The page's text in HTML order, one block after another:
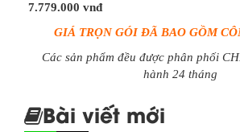
7.779.000 vnđ
GIÁ TRỌN GÓI ĐÃ BAO GỒM
Các sản phẩm đều được phân phối
hành 24 tháng
Bài viết mới